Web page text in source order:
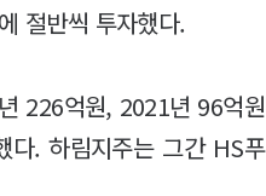
절반씩 투자했다.
226억원, 2021년 96억원
다. 하림지주는 그간 HS푸